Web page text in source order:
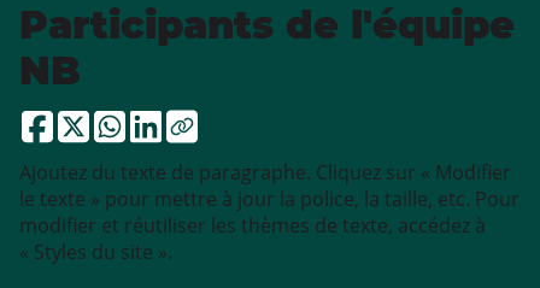
Participants de l'équipe
NB
Ajoutez du texte de paragraphe. Cliquez sur « Modifier
le texte » pour mettre à jour la police, la taille, etc. Pour
modifier et réutiliser les thèmes de texte, accédez à
« Styles du site ».